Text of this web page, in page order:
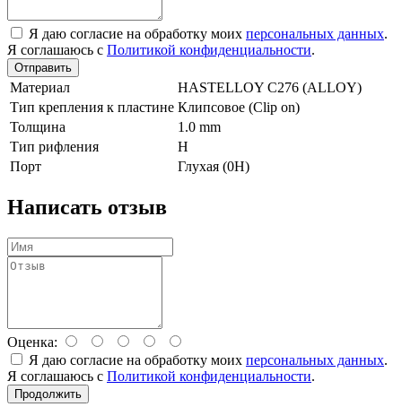
Я даю согласие на обработку моих персональных данных.
Я соглашаюсь с Политикой конфиденциальности.
Отправить
Материал
HASTELLOY C276 (ALLOY)
Тип крепления к пластине Клипсовое (Clip on)
Толщина
1.0 mm
Тип рифления
H
Порт
Глухая (0Н)
Написать отзыв
Оценка:
Я даю согласие на обработку моих персональных данных.
Я соглашаюсь с Политикой конфиденциальности.
Продолжить